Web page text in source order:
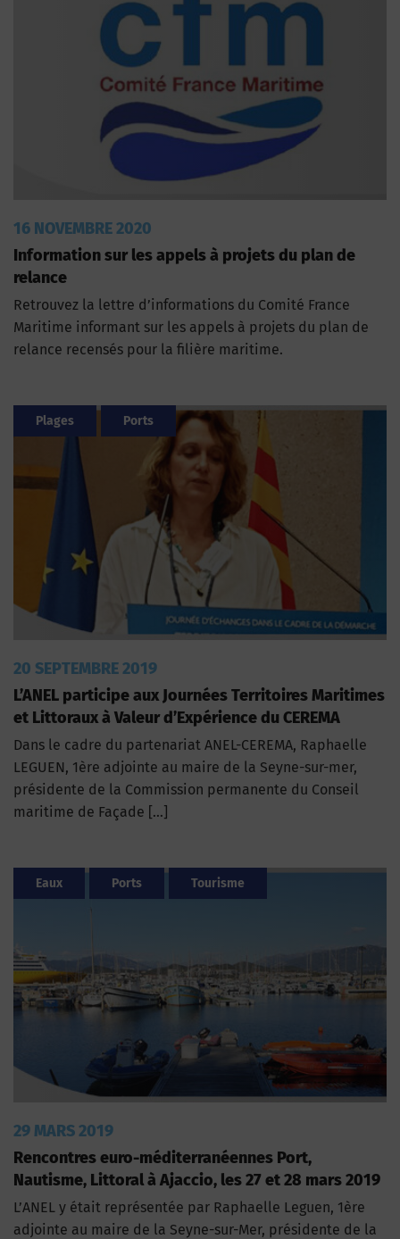
16 NOVEMBRE 2020
Information sur les appels à projets du plan de
relance
Retrouvez la lettre d’informations du Comité France
Maritime informant sur les appels à projets du plan de
relance recensés pour la filière maritime.
Plages Ports
20 SEPTEMBRE 2019
L’ANEL participe aux Journées Territoires Maritimes
et Littoraux à Valeur d’Expérience du CEREMA
Dans le cadre du partenariat ANEL-CEREMA, Raphaelle
LEGUEN, 1ère adjointe au maire de la Seyne-sur-mer,
présidente de la Commission permanente du Conseil
maritime de Façade […]
Eaux Ports Tourisme
29 MARS 2019
Rencontres euro-méditerranéennes Port,
Nautisme, Littoral à Ajaccio, les 27 et 28 mars 2019
L’ANEL y était représentée par Raphaelle Leguen, 1ère
adjointe au maire de la Seyne-sur-Mer, présidente de la